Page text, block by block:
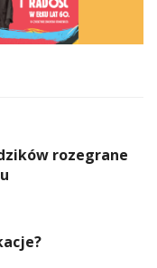
rozegrane